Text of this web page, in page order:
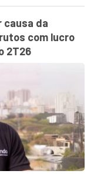
causa da
com lucro
2T26